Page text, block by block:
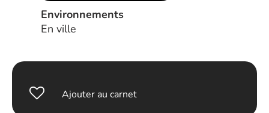
Environnements
En ville
Ajouter au carnet